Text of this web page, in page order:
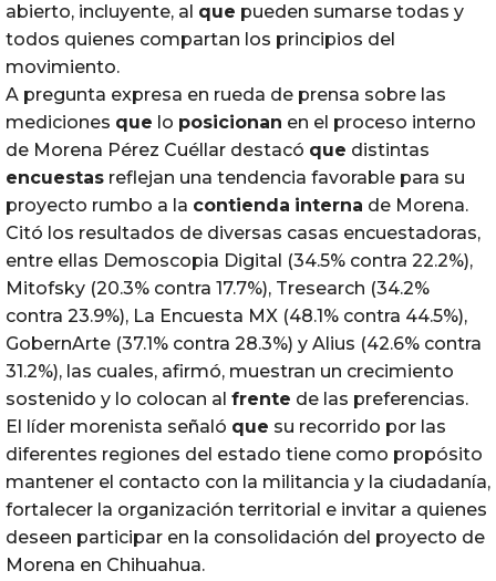
abierto, incluyente, al que pueden sumarse todas y
todos quienes compartan los principios del
movimiento.
A pregunta expresa en rueda de prensa sobre las
mediciones que lo posicionan en el proceso interno
de Morena Pérez Cuéllar destacó que distintas
encuestas reflejan una tendencia favorable para su
proyecto rumbo a la contienda interna de Morena.
Citó los resultados de diversas casas encuestadoras,
entre ellas Demoscopia Digital (34.5% contra 22.2%),
Mitofsky (20.3% contra 17.7%), Tresearch (34.2%
contra 23.9%), La Encuesta MX (48.1% contra 44.5%),
GobernArte (37.1% contra 28.3%) y Alius (42.6% contra
31.2%), las cuales, afirmó, muestran un crecimiento
sostenido y lo colocan al frente de las preferencias.
El líder morenista señaló que su recorrido por las
diferentes regiones del estado tiene como propósito
mantener el contacto con la militancia y la ciudadanía,
fortalecer la organización territorial e invitar a quienes
deseen participar en la consolidación del proyecto de
Morena en Chihuahua.